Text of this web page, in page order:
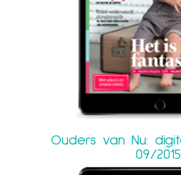
Ouders van Nu:
09/2015